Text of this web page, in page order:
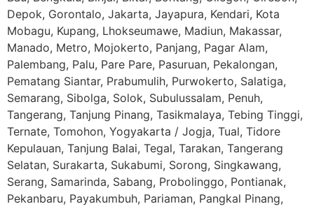
Depok, Gorontalo, Jakarta, Jayapura, Kendari, Kota
Mobagu, Kupang, Lhokseumawe, Madiun, Makassar,
Manado, Metro, Mojokerto, Panjang, Pagar Alam,
Palembang, Palu, Pare Pare, Pasuruan, Pekalongan,
Pematang Siantar, Prabumulih, Purwokerto, Salatiga,
Semarang, Sibolga, Solok, Subulussalam, Penuh,
Tangerang, Tanjung Pinang, Tasikmalaya, Tebing Tinggi,
Ternate, Tomohon, Yogyakarta / Jogja, Tual, Tidore
Kepulauan, Tanjung Balai, Tegal, Tarakan, Tangerang
Selatan, Surakarta, Sukabumi, Sorong, Singkawang,
Serang, Samarinda, Sabang, Probolinggo, Pontianak,
Pekanbaru, Payakumbuh, Pariaman, Pangkal Pinang,